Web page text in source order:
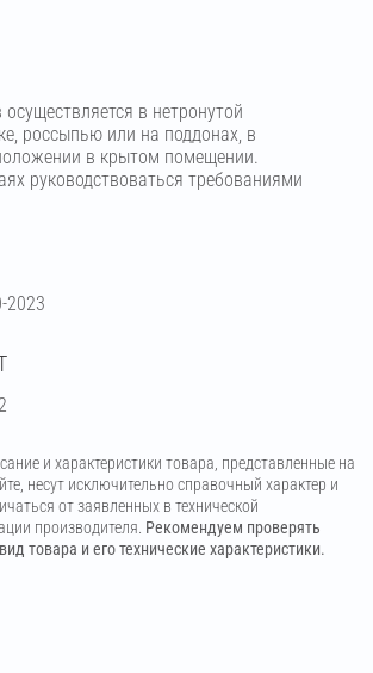
в нетронутой
россыпью или на поддонах, в
в крытом помещении.
руководствоваться требованиями
2023
и характеристики товара, представленные на
несут исключительно справочный характер и
от заявленных в технической
производителя. Рекомендуем проверять
товара и его технические характеристики.